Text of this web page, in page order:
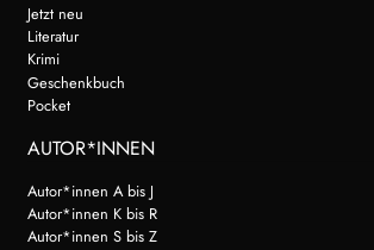
Jetzt neu
Literatur
Krimi
Geschenkbuch
Pocket
AUTOR*INNEN
Autor*innen A bis J
Autor*innen K bis R
Autor*innen S bis Z